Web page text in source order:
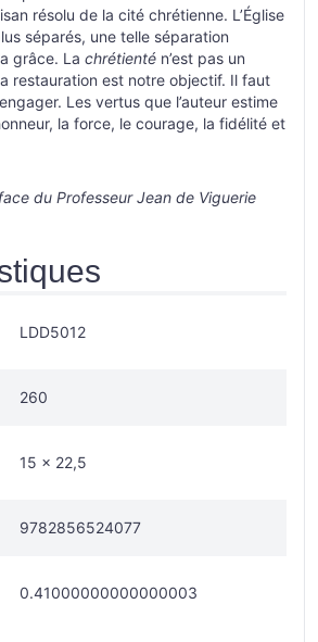
résolu de la cité chrétienne. L’Église
séparés, une telle séparation
grâce. La chrétienté n’est pas un
restauration est notre objectif. Il faut
Les vertus que l’auteur estime
la force, le courage, la fidélité et
du Professeur Jean de Viguerie
LDD5012
260
15 × 22,5
9782856524077
0.41000000000000003